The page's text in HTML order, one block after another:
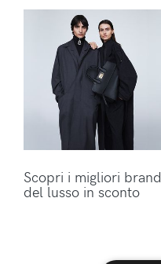
Scopri i migliori brand
del lusso in sconto